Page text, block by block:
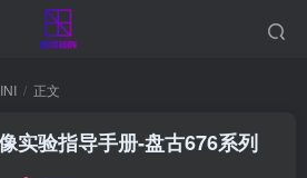
正文
实验指导手册-盘古676系列